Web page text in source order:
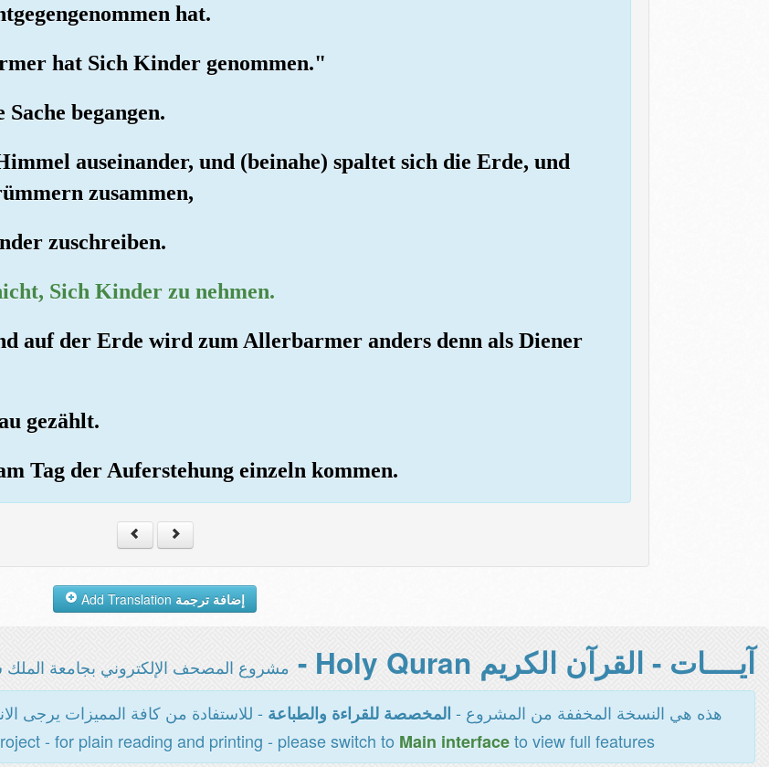
hat.
hat Sich Kinder genommen."
begangen.
auseinander, und (beinahe) spaltet sich die Erde, und
zusammen,
zuschreiben.
Sich Kinder zu nehmen.
auf der Erde wird zum Allerbarmer anders denn als Diener
gezählt.
Tag der Auferstehung einzeln kommen.
إضافة ترجمة
آيــــات - القرآن الكريم Holy Quran - مشروع المصحف الإلكتروني بجامعة
هذه هي النسخة المخففة من المشروع - المخصصة للقراءة والطباعة - للاستفادة من كافة المميزات يرجى
- for plain reading and printing - please switch to Main interfaceto view full features